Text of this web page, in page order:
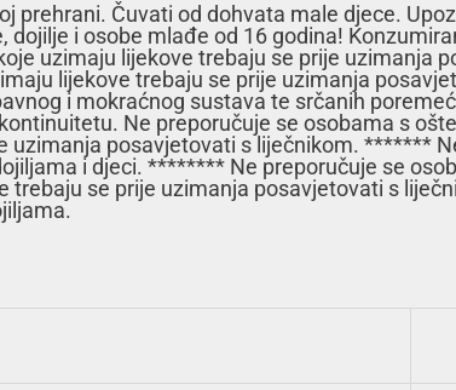
Čuvati od dohvata male djece.
i osobe mlađe od 16 godina!
uzimaju lijekove trebaju se prije uzimanja
lijekove trebaju se prije uzimanja
i mokraćnog sustava te srčanih
Ne preporučuje se osobama s
posavjetovati s liječnikom. *******
i djeci. ******** Ne preporučuje se
se prije uzimanja posavjetovati s